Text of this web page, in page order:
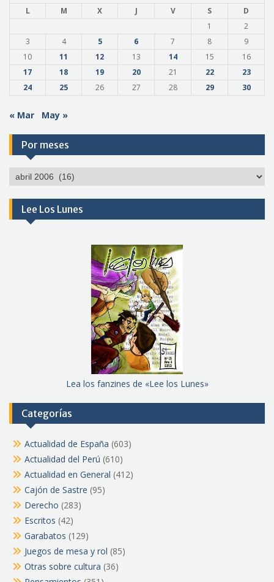
L M X J V S
D
1
2
3
4 5 6 7 8
9
10
11 12 13 14 15
16
17
18 19 20 21 22
23
24
25 26 27 28 29 30
« Mar May »
Por meses
Por
Lee Los Lunes
Lea los fanzines de «Lee los Lunes»
Categorías
Actualidad de España (603)
Actualidad del Perú (610)
Actualidad en General (412)
Cajón de Sastre (95)
Derecho (283)
Escritos (42)
Garabatos (129)
Juegos de mesa y rol (85)
Otras sobre cultura (36)